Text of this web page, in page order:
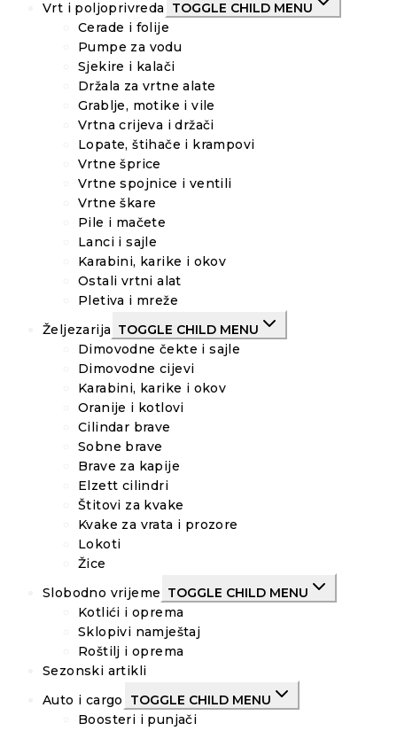
Vrt i poljoprivreda
TOGGLE CHILD MENU
Cerade i folije
Pumpe za vodu
Sjekire i kalači
Držala za vrtne alate
Grablje, motike i vile
Vrtna crijeva i držači
Lopate, štihače i krampovi
Vrtne šprice
Vrtne spojnice i ventili
Vrtne škare
Pile i mačete
Lanci i sajle
Karabini, karike i okov
Ostali vrtni alat
Pletiva i mreže
Željezarija TOGGLE CHILD MENU
Dimovodne čekte i sajle
Dimovodne cijevi
Karabini, karike i okov
Oranije i kotlovi
Cilindar brave
Sobne brave
Brave za kapije
Elzett cilindri
Štitovi za kvake
Kvake za vrata i prozore
Lokoti
Žice
Slobodno vrijeme TOGGLE CHILD MENU
Kotlići i oprema
Sklopivi namještaj
Roštilj i oprema
Sezonski artikli
Auto i cargo
TOGGLE CHILD MENU
Boosteri i punjači